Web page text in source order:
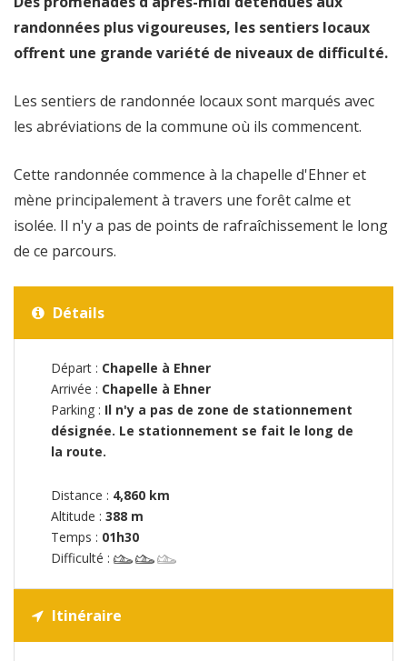
randonnées plus vigoureuses, les sentiers locaux
offrent une grande variété de niveaux de difficulté.
Les sentiers de randonnée locaux sont marqués avec
les abréviations de la commune où ils commencent.
Cette randonnée commence à la chapelle d'Ehner et
mène principalement à travers une forêt calme et
isolée. Il n'y a pas de points de rafraîchissement le long
de ce parcours.
Détails
Départ : Chapelle à Ehner
Arrivée : Chapelle à Ehner
Parking : Il n'y a pas de zone de stationnement
désignée. Le stationnement se fait le long de
la route.
Distance : 4,860 km
Altitude : 388 m
Temps : 01h30
Difficulté :
Itinéraire